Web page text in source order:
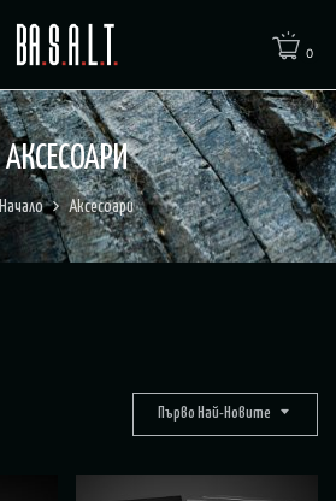
0
АКСЕСОАРИ
Начало Аксесоари
Първо Най-Новите